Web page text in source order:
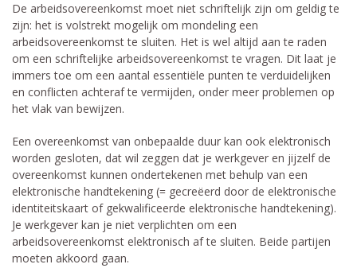
De arbeidsovereenkomst moet niet schriftelijk zijn om geldig te
zijn: het is volstrekt mogelijk om mondeling een
arbeidsovereenkomst te sluiten. Het is wel altijd aan te raden
om een schriftelijke arbeidsovereenkomst te vragen. Dit laat je
immers toe om een aantal essentiële punten te verduidelijken
en conflicten achteraf te vermijden, onder meer problemen op
het vlak van bewijzen.
Een overeenkomst van onbepaalde duur kan ook elektronisch
worden gesloten, dat wil zeggen dat je werkgever en jijzelf de
overeenkomst kunnen ondertekenen met behulp van een
elektronische handtekening (= gecreëerd door de elektronische
identiteitskaart of gekwalificeerde elektronische handtekening).
Je werkgever kan je niet verplichten om een
arbeidsovereenkomst elektronisch af te sluiten. Beide partijen
moeten akkoord gaan.